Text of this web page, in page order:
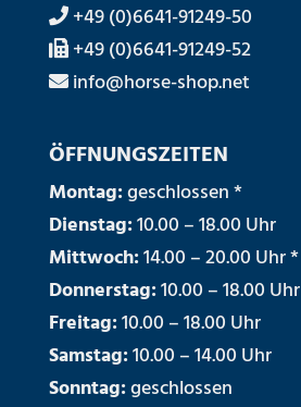
+49 (0)6641-91249-50
+49 (0)6641-91249-52
info@horse-shop.net
ÖFFNUNGSZEITEN
Montag:geschlossen *
Dienstag:10.00 – 18.00 Uhr
Mittwoch:14.00 – 20.00 Uhr *
Donnerstag:10.00 – 18.00 Uhr
Freitag:10.00 – 18.00 Uhr
Samstag:10.00 – 14.00 Uhr
Sonntag:geschlossen